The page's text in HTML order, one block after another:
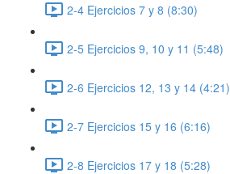
2-4 Ejercicios 7 y 8 (8:30)
2-5 Ejercicios 9, 10 y 11 (5:48)
2-6 Ejercicios 12, 13 y 14 (4:21)
2-7 Ejercicios 15 y 16 (6:16)
2-8 Ejercicios 17 y 18 (5:28)